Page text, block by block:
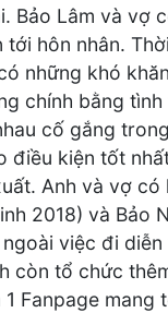
Bảo Lâm và vợ
tới hôn nhân.
những khó
chính bằng
cố gắng
điều kiện tốt
Anh và vợ có
2018) và Bảo
việc đi
còn tổ chức
Fanpage mang